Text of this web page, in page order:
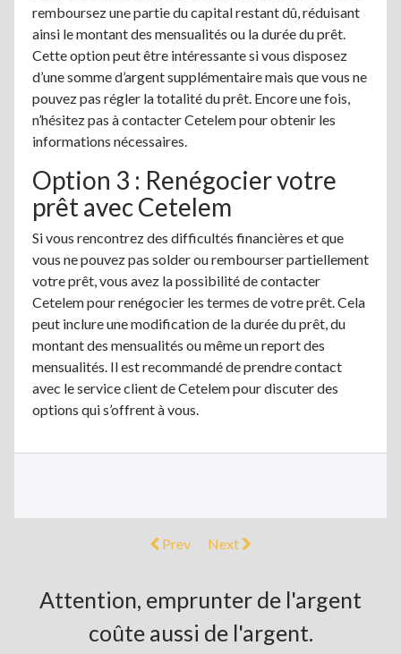
remboursez une partie du capital restant dû, réduisant
ainsi le montant des mensualités ou la durée du prêt.
Cette option peut être intéressante si vous disposez
d’une somme d’argent supplémentaire mais que vous ne
pouvez pas régler la totalité du prêt. Encore une fois,
n’hésitez pas à contacter Cetelem pour obtenir les
informations nécessaires.
Option 3 : Renégocier votre
prêt avec Cetelem
Si vous rencontrez des difficultés financières et que
vous ne pouvez pas solder ou rembourser partiellement
votre prêt, vous avez la possibilité de contacter
Cetelem pour renégocier les termes de votre prêt. Cela
peut inclure une modification de la durée du prêt, du
montant des mensualités ou même un report des
mensualités. Il est recommandé de prendre contact
avec le service client de Cetelem pour discuter des
options qui s’offrent à vous.
Prev Next
Attention, emprunter de l'argent
coûte aussi de l'argent.